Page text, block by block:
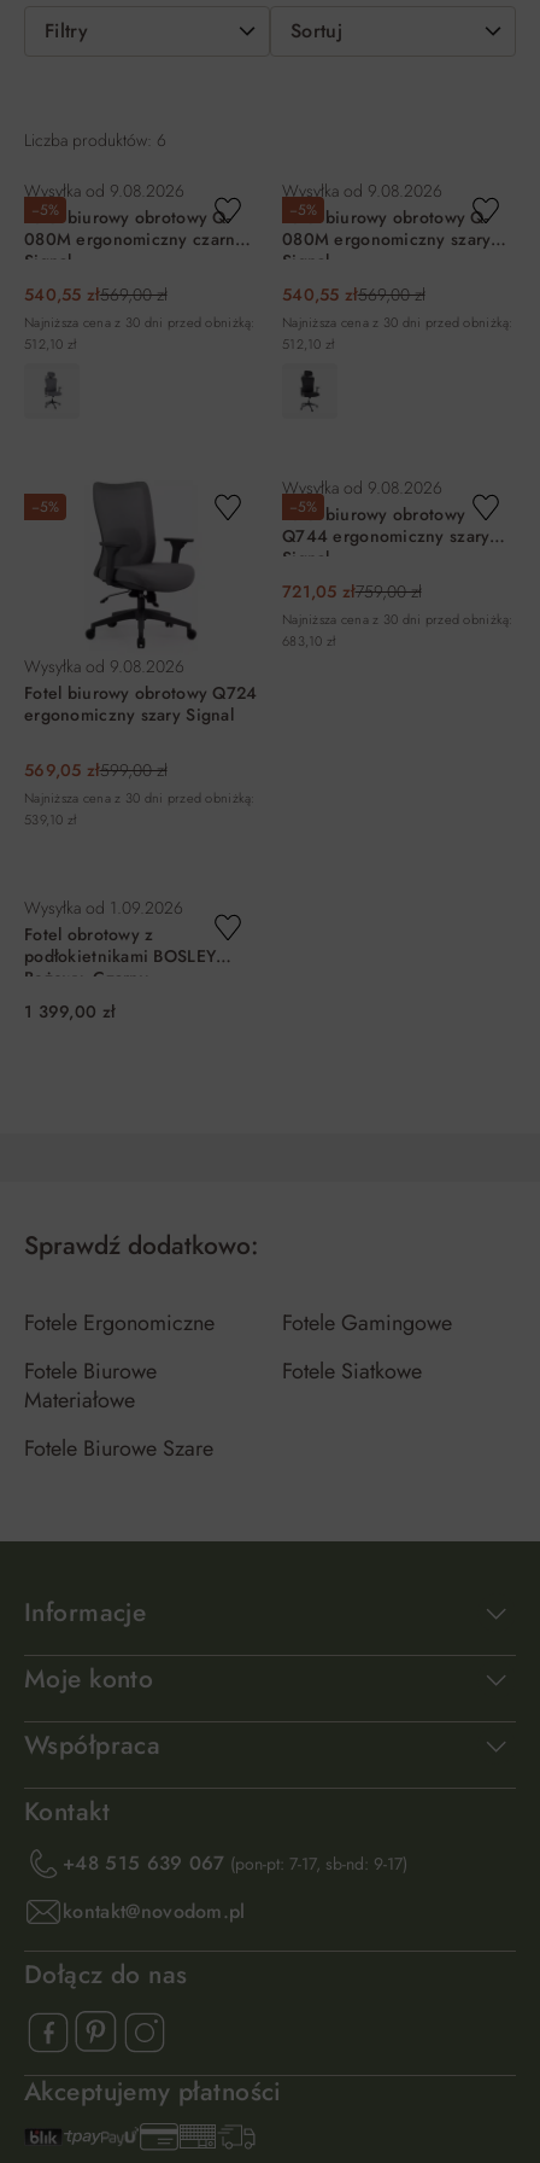
Filtry Sortuj
Liczba produktów: 6
−5%
Wysyłka od 9.08.2026
Fotel biurowy obrotowy Q-
080M ergonomiczny czarny
Signal
540,55 zł569,00 zł
Najniższa cena z 30 dni przed obniżką:
512,10 zł
−5%
Wysyłka od 9.08.2026
Fotel biurowy obrotowy Q-
080M ergonomiczny szary
Signal
540,55 zł569,00 zł
Najniższa cena z 30 dni przed obniżką:
512,10 zł
−5%
Wysyłka od 9.08.2026
Fotel biurowy obrotowy Q724
ergonomiczny szary Signal
569,05 zł599,00 zł
Najniższa cena z 30 dni przed obniżką:
539,10 zł
−5%
Wysyłka od 9.08.2026
Fotel biurowy obrotowy
Q744 ergonomiczny szary
Signal
721,05 zł759,00 zł
Najniższa cena z 30 dni przed obniżką:
683,10 zł
Wysyłka od 1.09.2026
Fotel obrotowy z
podłokietnikami BOSLEY
Beżowy, Czarny
1 399,00 zł
Sprawdź dodatkowo:
Fotele Ergonomiczne
Fotele Gamingowe
Fotele Biurowe
Materiałowe
Fotele Siatkowe
Fotele Biurowe Szare
Informacje
Moje konto
Współpraca
Kontakt
+48 515 639 067 (pon-pt: 7-17, sb-nd: 9-17)
kontakt@novodom.pl
Dołącz do nas
Akceptujemy płatności